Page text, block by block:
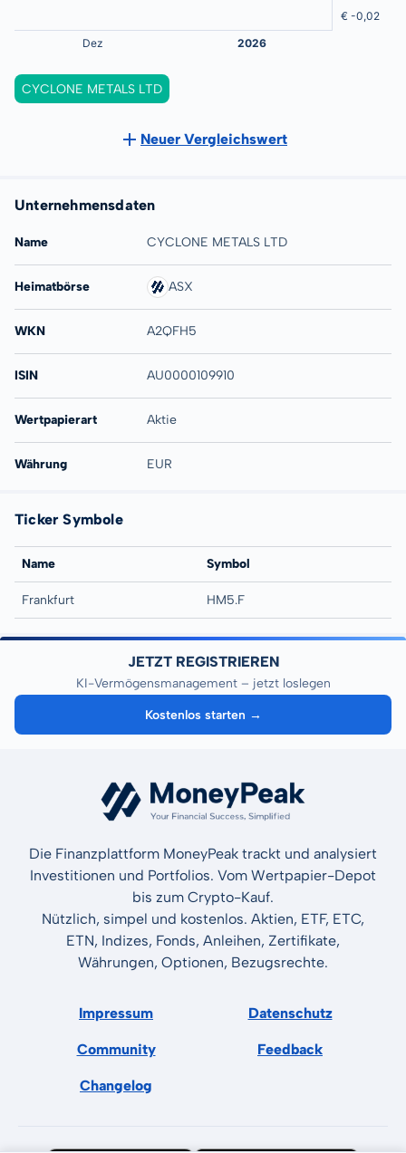
CYCLONE METALS LTD
Neuer Vergleichswert
Unternehmensdaten
Name CYCLONE METALS LTD
Heimatbörse ASX
WKN A2QFH5
ISIN AU0000109910
Wertpapierart Aktie
Währung EUR
Ticker Symbole
Name Symbol
Frankfurt HM5.F
JETZT REGISTRIEREN
KI-Vermögensmanagement – jetzt loslegen
Kostenlos starten →
Die Finanzplattform MoneyPeak trackt und analysiert
Investitionen und Portfolios. Vom Wertpapier-Depot
bis zum Crypto-Kauf.
Nützlich, simpel und kostenlos. Aktien, ETF, ETC,
ETN, Indizes, Fonds, Anleihen, Zertifikate,
Währungen, Optionen, Bezugsrechte.
Impressum Datenschutz
Community Feedback
Changelog